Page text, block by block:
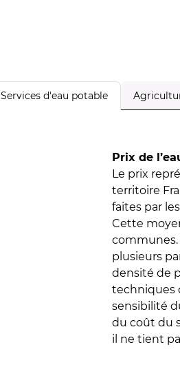
Services d'eau potable
Prix de
Le prix
territoire
faites par
Cette
communes.
plusieurs
densité de
techniques
sensibilité
du coût du
il ne tient